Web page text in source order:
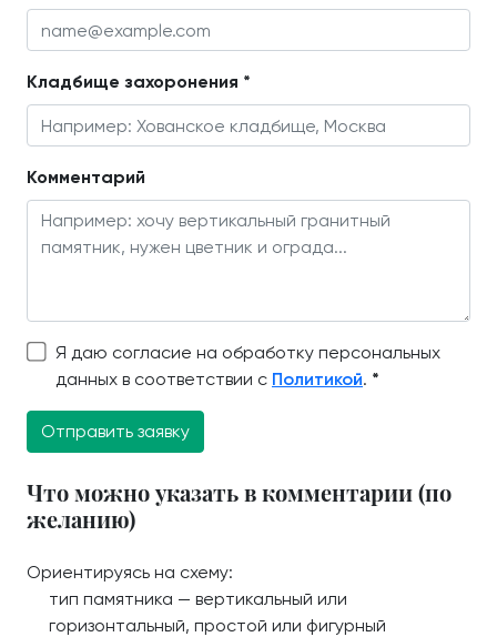
Кладбище захоронения *
Комментарий
Я даю согласие на обработку персональных
данных в соответствии с Политикой. *
Отправить заявку
Что можно указать в комментарии (по
желанию)
Ориентируясь на схему:
тип памятника — вертикальный или
горизонтальный, простой или фигурный